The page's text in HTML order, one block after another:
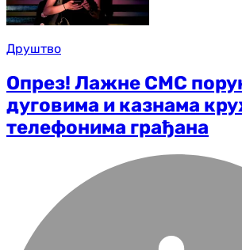
Друштво
Опрез! Лажне СМС
дуговима и казнама
телефонима грађана